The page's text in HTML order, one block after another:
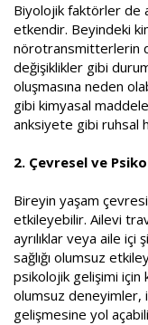
Biyolojik faktörler de
etkendir. Beyindeki
nörotransmitterlerin
değişiklikler gibi
oluşmasına neden
gibi kimyasal
anksiyete gibi ruhsal
2. Çevresel ve
Bireyin yaşam çevresi
etkileyebilir. Ailevi
ayrılıklar veya aile
sağlığı olumsuz
psikolojik gelişimi
olumsuz deneyimler,
gelişmesine yol